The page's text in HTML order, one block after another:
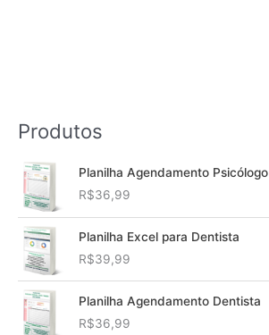
Produtos
Planilha Agendamento Psicólogo
R$36,99
Planilha Excel para Dentista
R$39,99
Planilha Agendamento Dentista
R$36,99